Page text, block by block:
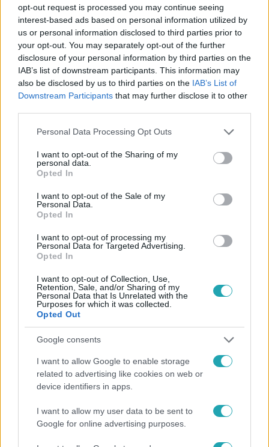
opt-out request is processed you may continue seeing
interest-based ads based on personal information utilized by
us or personal information disclosed to third parties prior to
your opt-out. You may separately opt-out of the further
disclosure of your personal information by third parties on the
IAB’s list of downstream participants. This information may
also be disclosed by us to third parties on the IAB’s List of
Downstream Participants that may further disclose it to other
Please note that this website/app uses one or more Google
not limited to your visit or usage behaviour. You may click to
grant or deny consent to Google and its third-party tags to
use your data for below specified purposes in below Google
consent section.
Personal Data Processing Opt Outs
I want to opt-out of the Sharing of my
personal data.
Opted In
I want to opt-out of the Sale of my
Personal Data.
Opted In
I want to opt-out of processing my
Personal Data for Targeted Advertising.
Opted In
I want to opt-out of Collection, Use,
Retention, Sale, and/or Sharing of my
Personal Data that Is Unrelated with the
Purposes for which it was collected.
Opted Out
Google consents
I want to allow Google to enable storage
related to advertising like cookies on web or
device identifiers in apps.
I want to allow my user data to be sent to
Google for online advertising purposes.
Követem
HÍRADÓ #VIDEÓ #BELFÖLD
BERUHÁZÁSOK
Népszerű